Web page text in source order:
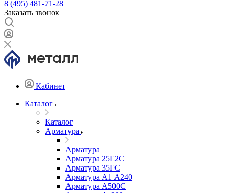
8 (495) 481-71-28
Заказать звонок
Кабинет
Каталог
Каталог
Арматура
Арматура
Арматура 25Г2С
Арматура 35ГС
Арматура А1 А240
Арматура А500С